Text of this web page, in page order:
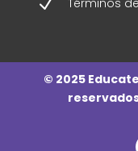
Términos
© 2025